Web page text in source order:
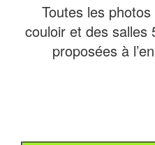
Toutes les
couloir et des salles
proposées à